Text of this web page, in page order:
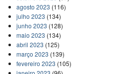
agosto 2023 (116)
julho 2023 (134)
junho 2023 (128)
maio 2023 (134)
abril 2023 (125)
março 2023 (139)
fevereiro 2023 (105)